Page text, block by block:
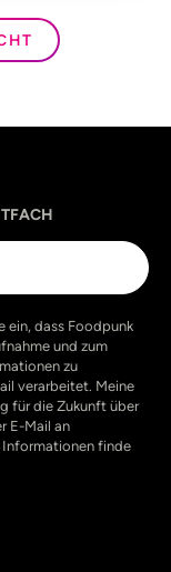
ein, dass Foodpunk
und zum
zu
verarbeitet. Meine
für die Zukunft über
E-Mail an
finde